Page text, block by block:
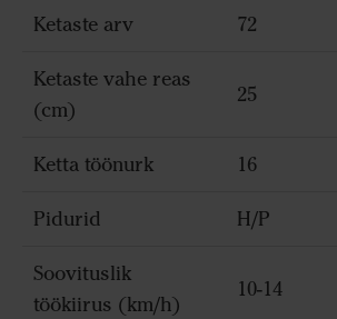
Ketaste arv 72
Ketaste vahe reas
(cm)
25
Ketta töönurk 16
Pidurid H/P
Soovituslik
töökiirus (km/h)
10-14